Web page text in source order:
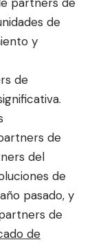
de
y
de
de
del
de
pasado, y
de
de